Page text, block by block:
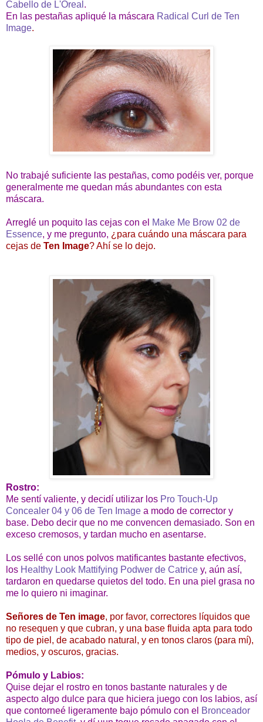
Cabello de L'Oreal .
En las pestañas apliqué la máscara Radical Curl de Ten
Image.
No trabajé suficiente las pestañas, como podéis ver, porque
generalmente me quedan más abundantes con esta
máscara.
Arreglé un poquito las cejas con el Make Me Brow 02 de
Essence, y me pregunto, ¿para cuándo una máscara para
cejas de Ten Image? Ahí se lo dejo.
Rostro:
Me sentí valiente, y decidí utilizar los Pro Touch-Up
Concealer 04 y 06 de Ten Image a modo de corrector y
base. Debo decir que no me convencen demasiado. Son en
exceso cremosos, y tardan mucho en asentarse.
Los sellé con unos polvos matificantes bastante efectivos,
los Healthy Look Mattifying Podwer de Catrice y, aún así,
tardaron en quedarse quietos del todo. En una piel grasa no
me lo quiero ni imaginar.
Señores de Ten image, por favor, correctores líquidos que
no resequen y que cubran, y una base fluida apta para todo
tipo de piel, de acabado natural, y en tonos claros (para mí),
medios, y oscuros, gracias.
Pómulo y Labios:
Quise dejar el rostro en tonos bastante naturales y de
aspecto algo dulce para que hiciera juego con los labios, así
que contorneé ligeramente bajo pómulo con el Bronceador